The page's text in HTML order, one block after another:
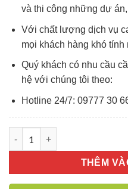
và thi công những dự
Với chất lượng dịch vụ
mọi khách hàng khó tính
Quý khách có nhu cầu
hệ với chúng tôi theo:
Hotline 24/7: 09777 30
THÊM